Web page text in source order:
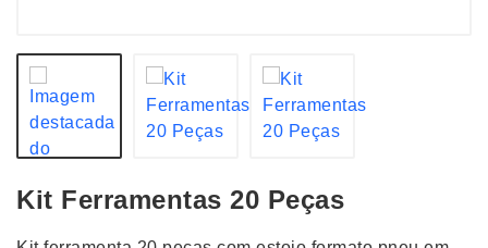
Kit Ferramentas 20 Peças